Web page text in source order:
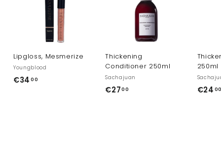
Lipgloss, Mesmerize
Youngblood
€34 00
Thickening
Conditioner 250ml
Sachajuan
€2700
250ml
€24